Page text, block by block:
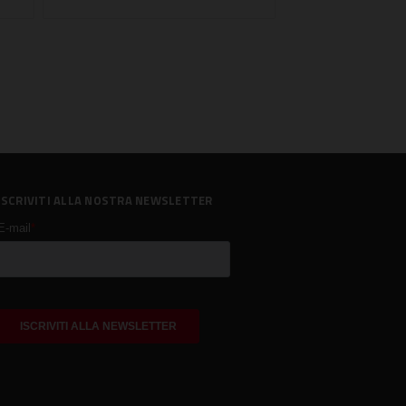
ALLA NOSTRA NEWSLETTER